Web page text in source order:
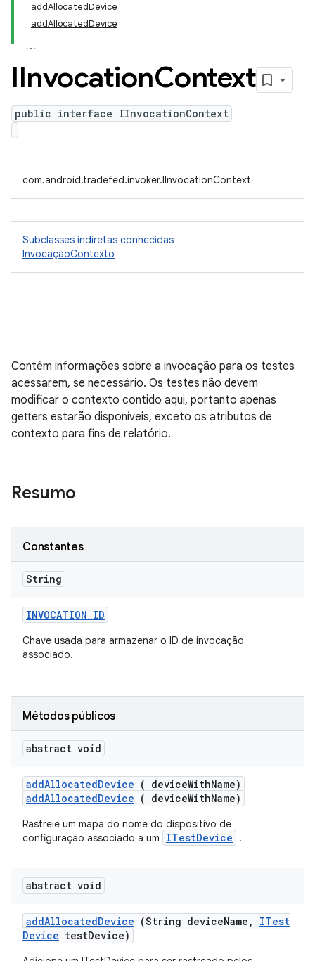
addAllocatedDevice
addAllocatedDevice
IInvocationContext
public interface IInvocationContext
com.android.tradefed.invoker.IInvocationContext
Subclasses indiretas conhecidas
InvocaçãoContexto
Contém informações sobre a invocação para os testes
acessarem, se necessário. Os testes não devem
modificar o contexto contido aqui, portanto apenas
getters estarão disponíveis, exceto os atributos de
contexto para fins de relatório.
Resumo
Constantes
String
INVOCATION_ID
Chave usada para armazenar o ID de invocação
associado.
Métodos públicos
abstract void
addAllocatedDevice ( deviceWithName)
addAllocatedDevice ( deviceWithName)
Rastreie um mapa do nome do dispositivo de
configuração associado a um
ITestDevice .
abstract void
addAllocatedDevice (String deviceName ,
ITest
Device testDevice)